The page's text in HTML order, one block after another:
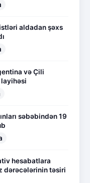
aldadan şəxs
və Çili
layihəsi
səbəbindən 19
hesabatlara
dərəcələrinin təsiri